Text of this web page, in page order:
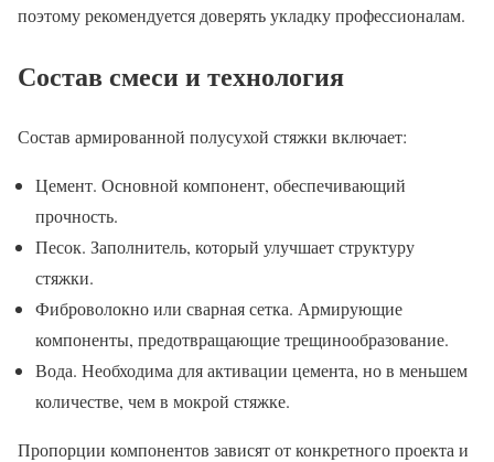
поэтому рекомендуется доверять укладку профессионалам.
Состав смеси и технология
Состав армированной полусухой стяжки включает:
Цемент. Основной компонент, обеспечивающий
прочность.
Песок. Заполнитель, который улучшает структуру
стяжки.
Фиброволокно или сварная сетка. Армирующие
компоненты, предотвращающие трещинообразование.
Вода. Необходима для активации цемента, но в меньшем
количестве, чем в мокрой стяжке.
Пропорции компонентов зависят от конкретного проекта и